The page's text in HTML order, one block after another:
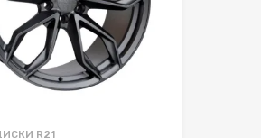
R21